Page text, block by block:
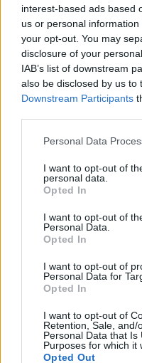
interest-based ads based
us or personal
your opt-out. You may
disclosure of your
IAB’s list of downstream
also be disclosed by us to
Downstream Participants
Personal Data
I want to opt-out of
personal data.
Opted In
I want to opt-out of
Personal Data.
Opted In
I want to opt-out of
Personal Data for
Opted In
I want to opt-out of
Retention, Sale, and/
Personal Data that Is
Purposes for which it
Opted Out
Minka 11.
nőknek,
A
Elyna
13. rész